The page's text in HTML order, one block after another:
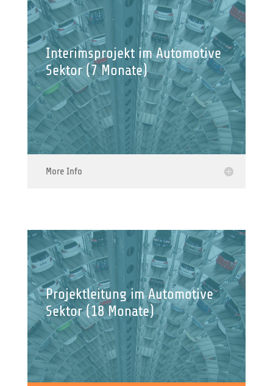
Interimsprojekt im Automotive
Sektor (7 Monate)
More Info
Projektleitung im Automotive
Sektor (18 Monate)